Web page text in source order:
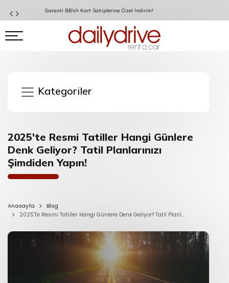
Garanti BBVA Kart Sahiplerine Özel İndirim!
2025'te Resmi Tatiller Hangi Günlere
Denk Geliyor? Tatil Planlarınızı
Şimdiden Yapın!
Anasayfa
Blog
2025'Te Resmi Tatiller Hangi Günlere Denk Geliyor? Tatil Planl...
Kategoriler